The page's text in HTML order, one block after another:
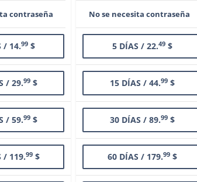
contraseña
/ 14.99 $
/ 29.99 $
/ 59.99 $
/ 119.99 $
No se necesita contraseña
5 DÍAS / 22.49$
15 DÍAS / 44.99$
30 DÍAS / 89.99$
60 DÍAS / 179.99$